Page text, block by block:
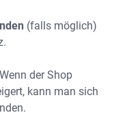
(falls möglich)
der Shop
kann man sich